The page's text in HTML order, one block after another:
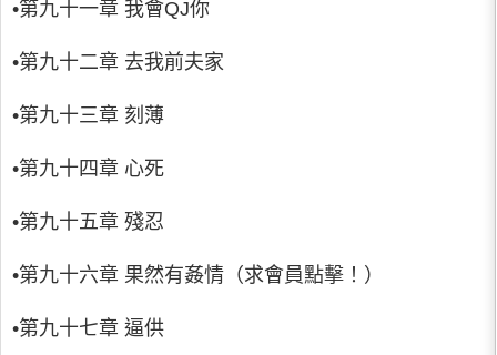
•第九十一章 我會QJ你
•第九十二章 去我前夫家
•第九十三章 刻薄
•第九十四章 心死
•第九十五章 殘忍
•第九十六章 果然有姦情（求會員點擊！）
•第九十七章 逼供